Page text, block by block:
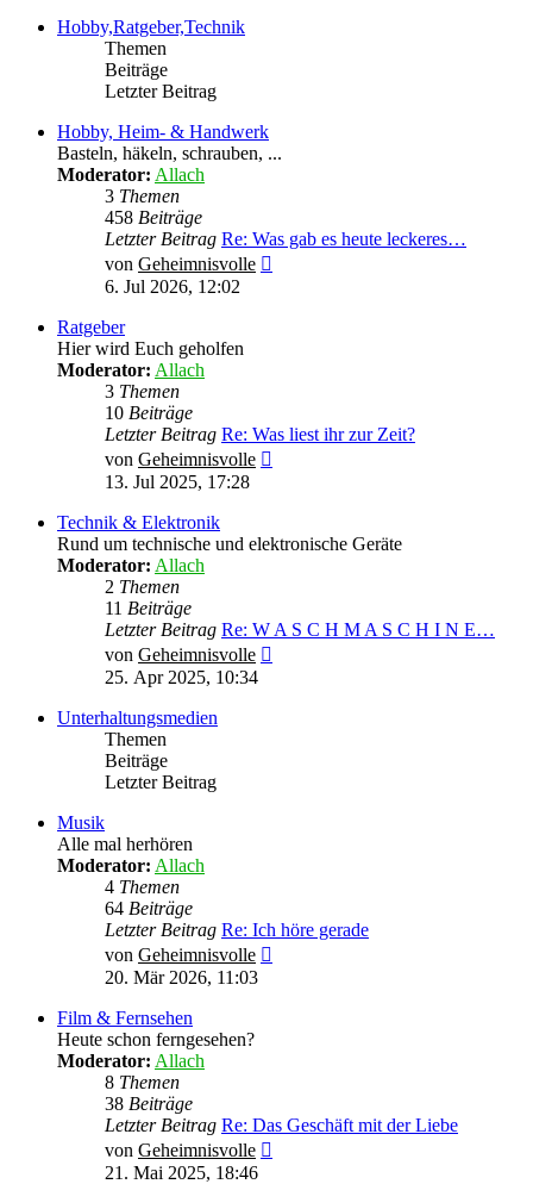
Hobby,Ratgeber,Technik
Themen
Beiträge
Letzter Beitrag
Hobby, Heim- & Handwerk
Basteln, häkeln, schrauben, ...
Moderator: Allach
3 Themen
458 Beiträge
Letzter Beitrag Re: Was gab es heute leckeres…
von Geheimnisvolle
6. Jul 2026, 12:02
Ratgeber
Hier wird Euch geholfen
Moderator: Allach
3 Themen
10 Beiträge
Letzter Beitrag Re: Was liest ihr zur Zeit?
von Geheimnisvolle
13. Jul 2025, 17:28
Technik & Elektronik
Rund um technische und elektronische Geräte
Moderator: Allach
2 Themen
11 Beiträge
Letzter Beitrag Re: W A S C H M A S C H I N E…
von Geheimnisvolle
25. Apr 2025, 10:34
Unterhaltungsmedien
Themen
Beiträge
Letzter Beitrag
Musik
Alle mal herhören
Moderator: Allach
4 Themen
64 Beiträge
Letzter Beitrag Re: Ich höre gerade
von Geheimnisvolle
20. Mär 2026, 11:03
Film & Fernsehen
Heute schon ferngesehen?
Moderator: Allach
8 Themen
38 Beiträge
Letzter Beitrag Re: Das Geschäft mit der Liebe
von Geheimnisvolle
21. Mai 2025, 18:46